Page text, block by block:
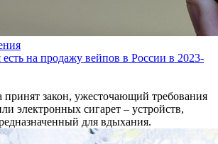
на продажу вейпов в России в 2023-
принят закон, ужесточающий требования
электронных сигарет – устройств,
для вдыхания.